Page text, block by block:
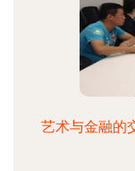
艺术与金融的